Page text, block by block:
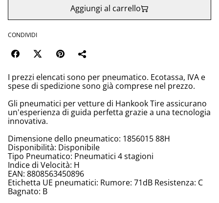
Aggiungi al carrello
CONDIVIDI
I prezzi elencati sono per pneumatico. Ecotassa, IVA e
spese di spedizione sono già comprese nel prezzo.
Gli pneumatici per vetture di Hankook Tire assicurano
un'esperienza di guida perfetta grazie a una tecnologia
innovativa.
Dimensione dello pneumatico: 1856015 88H
Disponibilità: Disponibile
Tipo Pneumatico: Pneumatici 4 stagioni
Indice di Velocità: H
EAN: 8808563450896
Etichetta UE pneumatici: Rumore: 71dB Resistenza: C
Bagnato: B